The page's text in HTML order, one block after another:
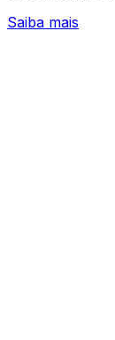
Saiba mais